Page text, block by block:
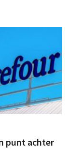
punt achter